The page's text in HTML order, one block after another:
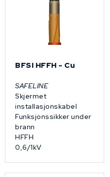
BFSI HFFH - Cu
SAFELINE
Skjermet
installasjonskabel
Funksjonssikker under
brann
HFFH
0,6/1kV